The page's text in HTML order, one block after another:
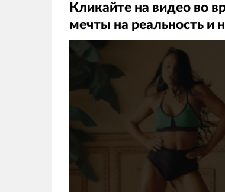
Кликайте на видео во
мечты на реальность и